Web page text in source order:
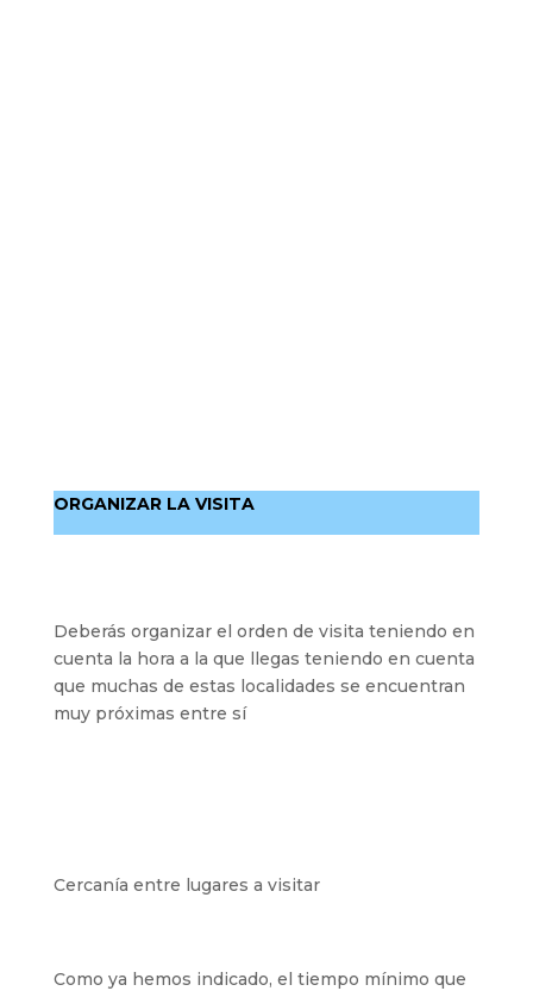
ORGANIZAR LA VISITA
Deberás organizar el orden de visita teniendo en
cuenta la hora a la que llegas teniendo en cuenta
que muchas de estas localidades se encuentran
muy próximas entre sí
Cercanía entre lugares a visitar
Como ya hemos indicado, el tiempo mínimo que